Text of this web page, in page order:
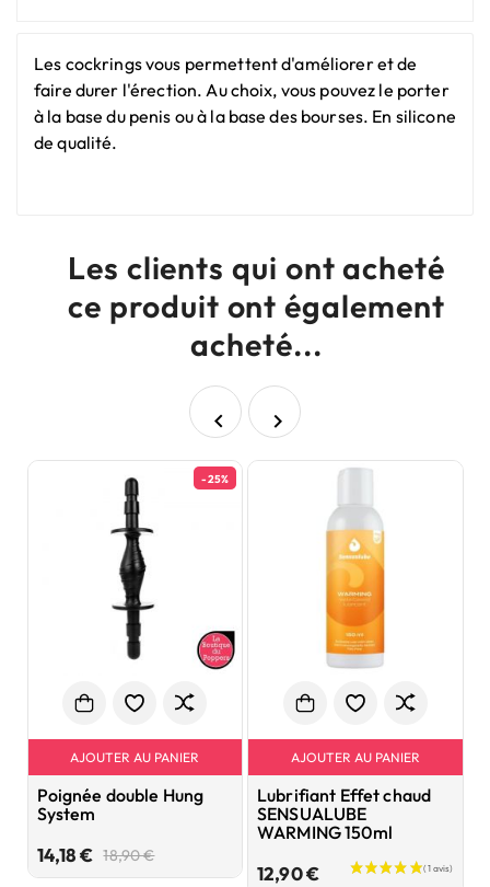
Les cockrings vous permettent d'améliorer et de
faire durer l'érection. Au choix, vous pouvez le porter
à la base du penis ou à la base des bourses. En silicone
de qualité.
Les clients qui ont acheté
ce produit ont également
acheté...
 
-25%
AJOUTER AU PANIER
Poignée double Hung
System
14,18 € 18,90 €
AJOUTER AU PANIER
Lubrifiant Effet chaud
SENSUALUBE
WARMING 150ml
12,90 €Prix